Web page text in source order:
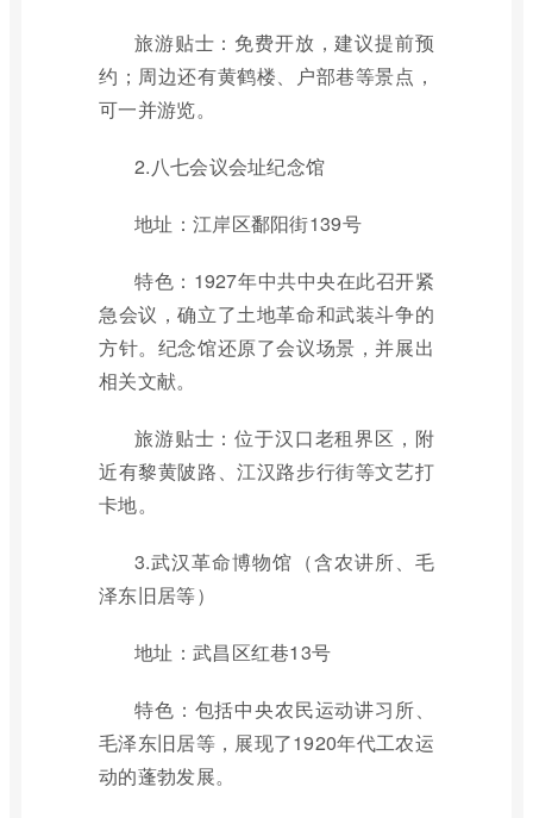
旅游贴士：免费开放，建议提前预
约；周边还有黄鹤楼、户部巷等景点，
可一并游览。
2.八七会议会址纪念馆
地址：江岸区鄱阳街139号
特色：1927年中共中央在此召开紧
急会议，确立了土地革命和武装斗争的
方针。纪念馆还原了会议场景，并展出
相关文献。
旅游贴士：位于汉口老租界区，附
近有黎黄陂路、江汉路步行街等文艺打
卡地。
3.武汉革命博物馆（含农讲所、毛
泽东旧居等）
地址：武昌区红巷13号
特色：包括中央农民运动讲习所、
毛泽东旧居等，展现了1920年代工农运
动的蓬勃发展。